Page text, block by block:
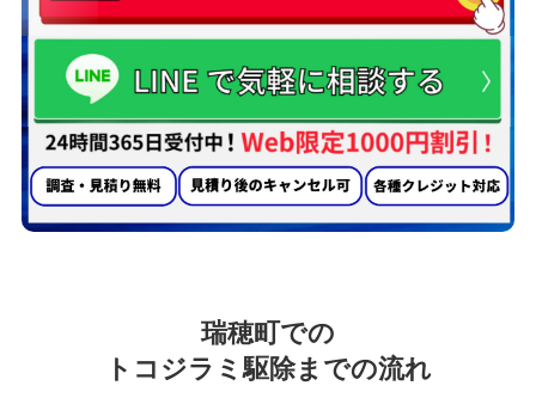
瑞穂町での
トコジラミ駆除までの流れ